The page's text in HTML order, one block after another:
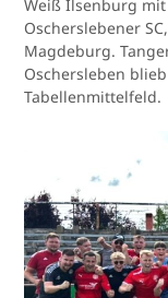
Weiß Ilsenburg mit
Oscherslebener
Magdeburg.
Oschersleben
Tabellenmittelfeld.